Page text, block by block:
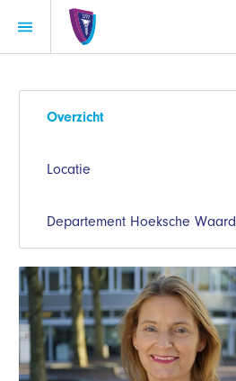
Overzicht
Locatie
Departement Hoeksche Waard